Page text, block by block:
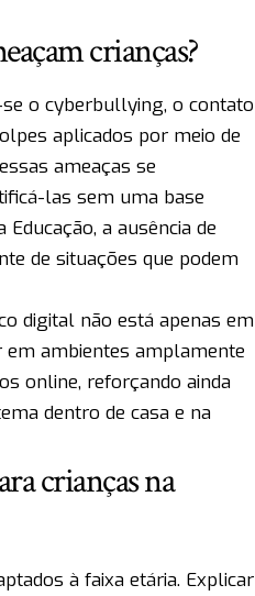
crianças?
o cyberbullying, o contato
aplicados por meio de
ameaças se
las sem uma base
a ausência de
de situações que podem
digital não está apenas em
ambientes amplamente
online, reforçando ainda
dentro de casa e na
crianças na
à faixa etária. Explicar